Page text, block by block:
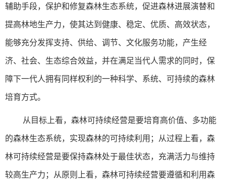
辅助手段，保护和修复森林生态系统，促进森林进展演替和
提高林地生产力，使其达到健康、稳定、优质、高效状态，
能够充分发挥支持、供给、调节、文化服务功能，产生经
济、社会、生态综合效益，并在满足当代人需求的同时，保
障下一代人拥有同样权利的一种科学、系统、可持续的森林
培育方式。
从目标上看，森林可持续经营是要培育高价值、多功能
的森林生态系统，实现森林的可持续利用；从过程上看，森
林可持续经营是要保持森林处于最佳状态，充满活力与维持
较高生产力；从原则上看，森林可持续经营要遵循和利用森